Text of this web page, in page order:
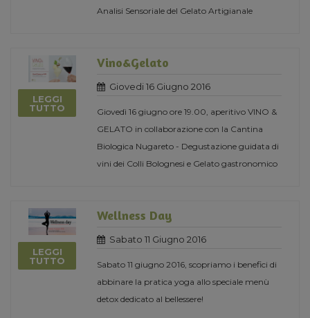
Analisi Sensoriale del Gelato Artigianale
LEGGI
TUTTO
Vino&Gelato
Giovedi 16 Giugno 2016
Giovedì 16 giugno ore 19.00, aperitivo VINO &
GELATO in collaborazione con la Cantina
Biologica Nugareto - Degustazione guidata di
vini dei Colli Bolognesi e Gelato gastronomico
LEGGI
TUTTO
Wellness Day
Sabato 11 Giugno 2016
Sabato 11 giugno 2016, scopriamo i benefici di
abbinare la pratica yoga allo speciale menù
detox dedicato al bellessere!